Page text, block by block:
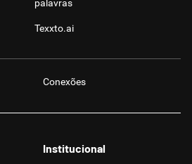
palavras
Texxto.ai
Conexões
Institucional